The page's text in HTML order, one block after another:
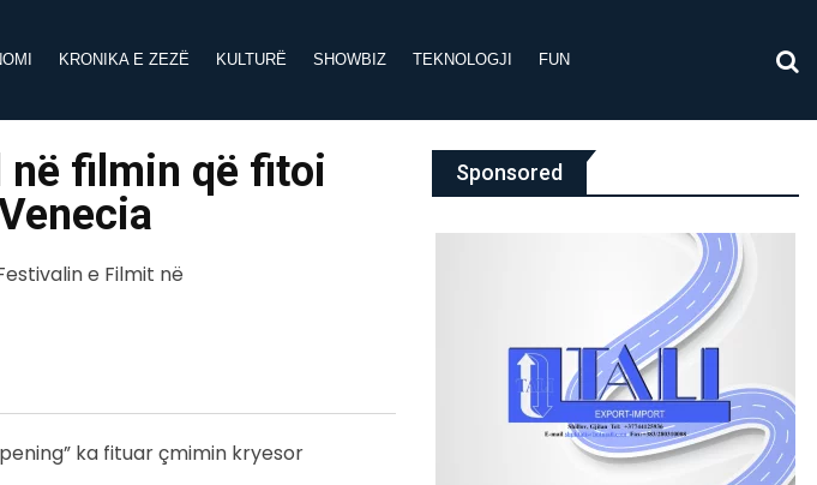
KRONIKA E ZEZË KULTURË SHOWBIZ TEKNOLOGJI FUN
në filmin që fitoi
ka fituar çmimin kryesor
Sponsored